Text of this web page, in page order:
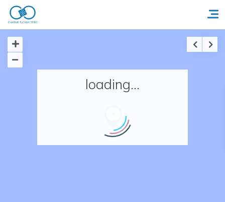
Accueil
Nos adresses en France
loading...